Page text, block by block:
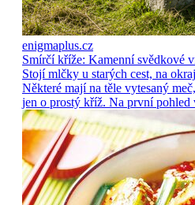
enigmaplus.cz
Smírčí kříže: Kamenní svědkové
Stojí mlčky u starých cest, na
Některé mají na těle vytesaný
jen o prostý kříž. Na první pohled